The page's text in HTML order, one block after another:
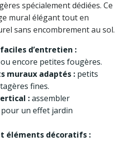
spécialement dédiées. Ce
mural élégant tout en
sans encombrement au sol.
d’entretien :
encore petites fougères.
muraux adaptés : petits
fines.
:assembler
un effet jardin
éléments décoratifs :